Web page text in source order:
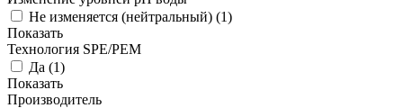
Не изменяется (нейтральный) (1)
Показать
Технология SPE/PEM
Да (1)
Показать
Производитель